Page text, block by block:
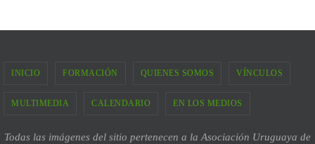
INICIO FORMACIÓN QUIENES SOMOS VÍNCULOS
MULTIMEDIA CALENDARIO EN LOS MEDIOS
Todas las imágenes del sitio pertenecen a la Asociación Uruguaya de